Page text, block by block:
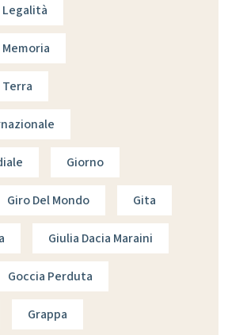
Legalità
Giorno
Giro Del Mondo Gita
Giulia Dacia Maraini
Goccia Perduta
Grappa